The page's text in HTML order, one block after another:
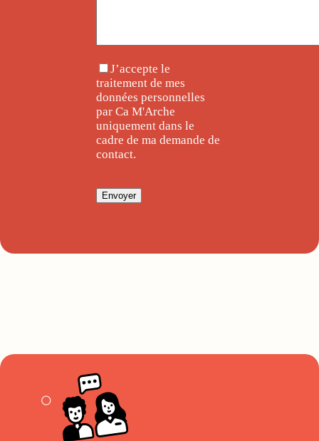
J’accepte le
traitement de mes
données personnelles
par Ca M'Arche
uniquement dans le
cadre de ma demande de
contact.